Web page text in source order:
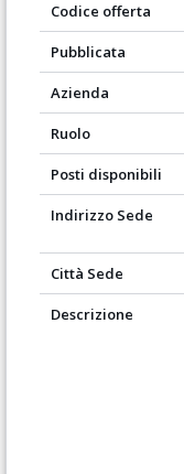
Codice offerta
Pubblicata
Azienda
Ruolo
Posti disponibili
Indirizzo Sede
Città Sede
Descrizione